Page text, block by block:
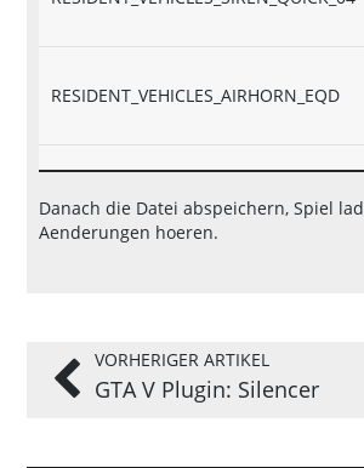
RESIDENT_VEHICLES_AIRHORN_EQD
Danach die Datei abspeichern, Spiel
Aenderungen hoeren.
VORHERIGER ARTIKEL
GTA V Plugin: Silencer